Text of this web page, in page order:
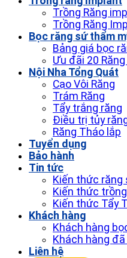
Trồng Răng
Trồng Răng
Bọc răng sứ thẩm
Bảng giá bọc
Ưu đãi 20
Nội Nha Tổng Quát
Cạo Vôi Răng
Trám Răng
Tẩy trắng răng
Điều trị tủy
Răng Tháo lắp
Tuyển dụng
Bảo hành
Tin tức
Kiến thức răng
Kiến thức
Kiến thức Tẩy
Khách hàng
Khách hàng
Khách hàng
Liên hệ